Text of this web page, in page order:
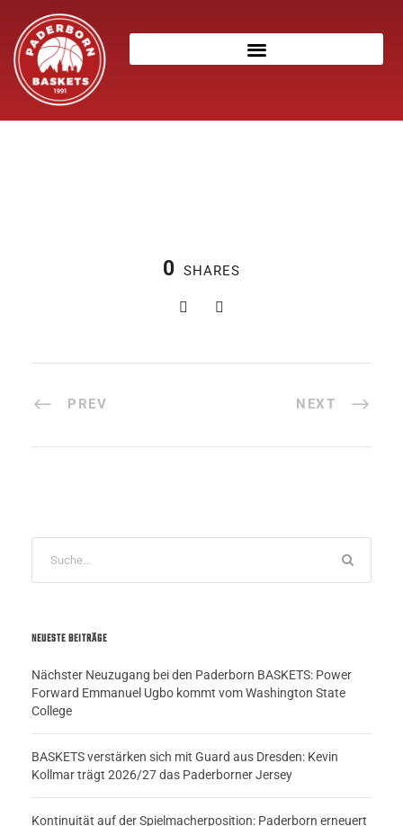
0 SHARES
PREV NEXT
NEUESTE BEITRÄGE
Nächster Neuzugang bei den Paderborn BASKETS: Power
Forward Emmanuel Ugbo kommt vom Washington State
College
BASKETS verstärken sich mit Guard aus Dresden: Kevin
Kollmar trägt 2026/27 das Paderborner Jersey
Kontinuität auf der Spielmacherposition: Paderborn erneuert